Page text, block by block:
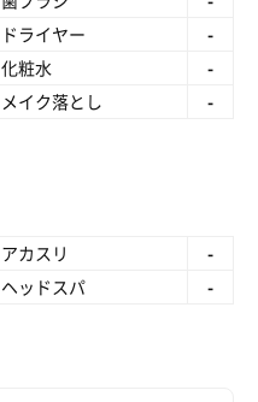
ドライヤー
-
化粧水
-
メイク落とし
-
アカスリ
-
ヘッドスパ -